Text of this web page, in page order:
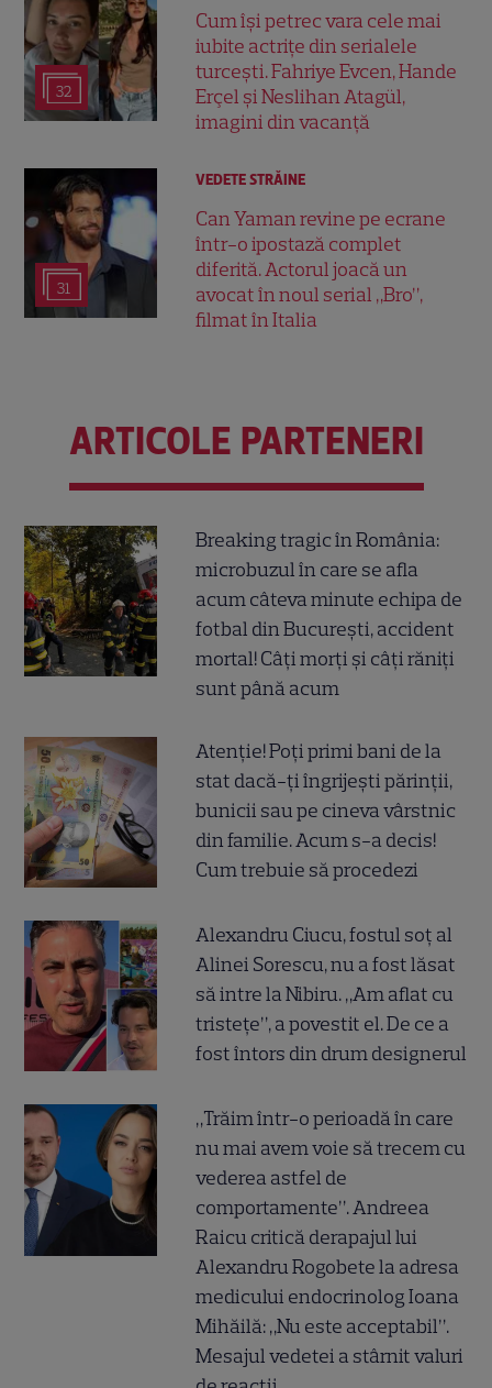
32
Cum își petrec vara cele mai
iubite actrițe din serialele
turcești. Fahriye Evcen, Hande
Erçel și Neslihan Atagül,
imagini din vacanță
31
VEDETE STRĂINE
Can Yaman revine pe ecrane
într-o ipostază complet
diferită. Actorul joacă un
avocat în noul serial „Bro”,
filmat în Italia
ARTICOLE PARTENERI
Breaking tragic în România:
microbuzul în care se afla
acum câteva minute echipa de
fotbal din București, accident
mortal! Câți morți și câți răniți
sunt până acum
Atenție! Poți primi bani de la
stat dacă-ți îngrijești părinții,
bunicii sau pe cineva vârstnic
din familie. Acum s-a decis!
Cum trebuie să procedezi
Alexandru Ciucu, fostul soț al
Alinei Sorescu, nu a fost lăsat
să intre la Nibiru. „Am aflat cu
tristețe”, a povestit el. De ce a
fost întors din drum designerul
„Trăim într-o perioadă în care
nu mai avem voie să trecem cu
vederea astfel de
comportamente”. Andreea
Raicu critică derapajul lui
Alexandru Rogobete la adresa
medicului endocrinolog Ioana
Mihăilă: „Nu este acceptabil”.
Mesajul vedetei a stârnit valuri